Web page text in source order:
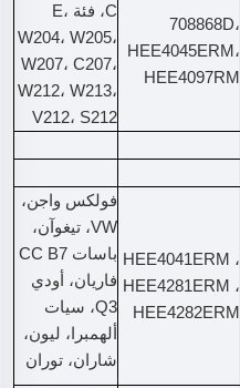
708868D،
HEE4045ERM،
HEE4097RM
C، فئة E،
W204، W205،
W207، C207،
W212، W213،
V212، S212
HEE4041ERM ،
HEE4281ERM ،
HEE4282ERM
فولكس واجن،
VW، تيغوآن،
باسات CC B7
فاريان، أودي
Q3، سيات
ألهمبرا، ليون،
شاران، توران